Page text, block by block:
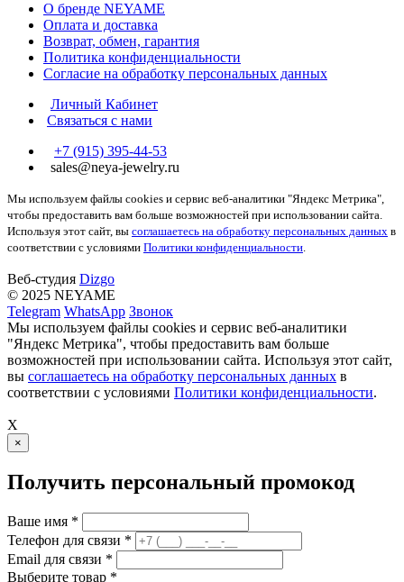
О бренде NEYAME
Оплата и доставка
Возврат, обмен, гарантия
Политика конфиденциальности
Согласие на обработку персональных данных
Личный Кабинет
Связаться с нами
+7 (915) 395-44-53
sales@neya-jewelry.ru
Мы используем файлы cookies и сервис веб-аналитики "Яндекс Метрика",
чтобы предоставить вам больше возможностей при использовании сайта.
Используя этот сайт, вы соглашаетесь на обработку персональных данных в
соответствии с условиями Политики конфиденциальности.
Веб-студия Dizgo
© 2025 NEYAME
Telegram WhatsApp Звонок
Мы используем файлы cookies и сервис веб-аналитики
"Яндекс Метрика", чтобы предоставить вам больше
возможностей при использовании сайта. Используя этот сайт,
вы соглашаетесь на обработку персональных данных в
соответствии с условиями Политики конфиденциальности.
X
×
Получить персональный промокод
Ваше имя *
Телефон для связи *
Email для связи *
Выберите товар *